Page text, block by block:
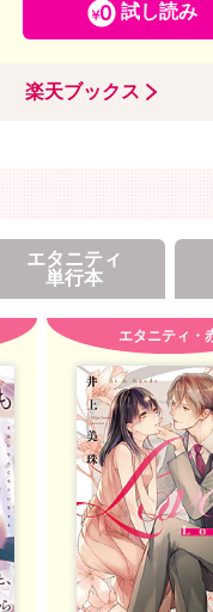
試し読み
楽天ブックス
エタニティ
単行本
エタニティ・